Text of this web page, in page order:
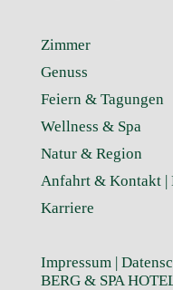
Zimmer
Genuss
Feiern & Tagungen
Wellness & Spa
Natur & Region
Anfahrt & Kontakt |
Karriere
Impressum |
BERG & SPA